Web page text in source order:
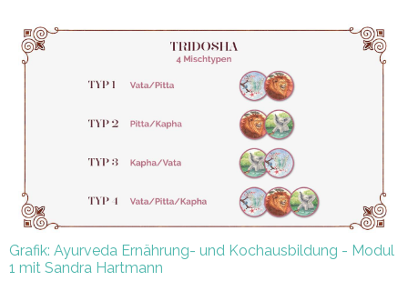
Grafik: Ayurveda Ernährung- und Kochausbildung - Modul
1 mit Sandra Hartmann